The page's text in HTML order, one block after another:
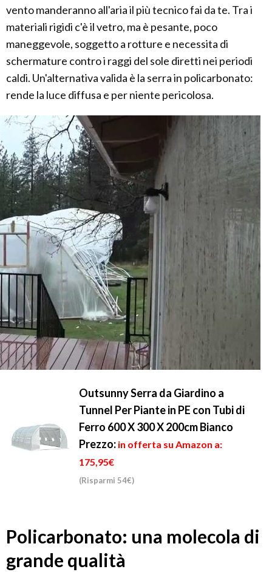
vento manderanno all'aria il più tecnico fai da te. Tra i
materiali rigidi c'è il vetro, ma è pesante, poco
maneggevole, soggetto a rotture e necessita di
schermature contro i raggi del sole diretti nei periodi
caldi. Un'alternativa valida è la serra in policarbonato:
rende la luce diffusa e per niente pericolosa.
Outsunny Serra da Giardino a
Tunnel Per Piante in PE con Tubi di
Ferro 600 X 300 X 200cm Bianco
Prezzo: in offerta su Amazon a:
175,95€
(Risparmi 54€)
Policarbonato: una molecola di
grande qualità